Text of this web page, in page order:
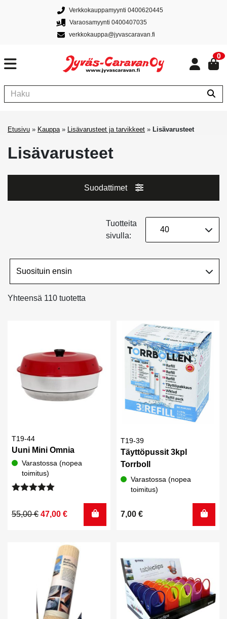
Verkkokauppamyynti 0400620445
Varaosamyynti 0400407035
verkkokauppa@jyvascaravan.fi
0
Etusivu » Kauppa» Lisävarusteet ja tarvikkeet » Lisävarusteet
Lisävarusteet
Suodattimet
Yhteensä 110 tuotetta
Tuotteita
sivulla:
T19-44
Uuni Mini Omnia
Varastossa (nopea
toimitus)
5.00/ 5
55,00€
Alkuperäinen
47,00 €
Nykyinen
T19-39
Täyttöpussit 3kpl
Torrboll
Varastossa (nopea
toimitus)
7,00 €